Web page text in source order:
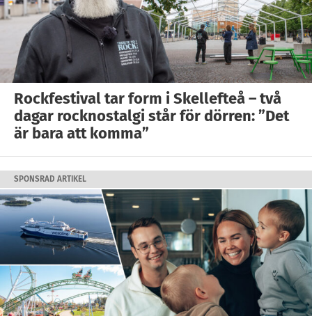
Rockfestival tar form i Skellefteå – två
dagar rocknostalgi står för dörren: ”Det
är bara att komma”
SPONSRAD ARTIKEL